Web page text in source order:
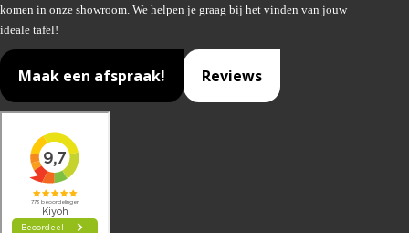
komen in onze showroom. We helpen je graag bij het vinden van jouw
ideale tafel!
Maak een afspraak! Reviews